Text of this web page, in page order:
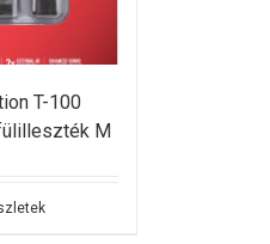
T-100
M